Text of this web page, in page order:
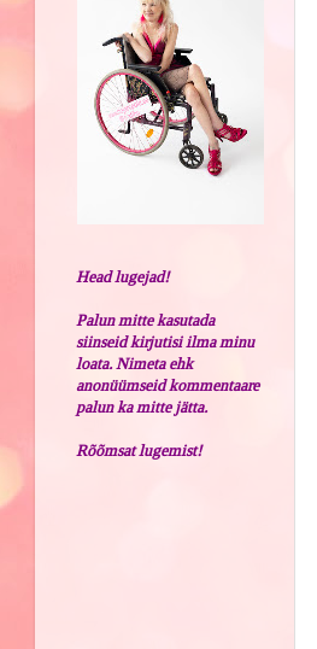
Head lugejad!
Palun mitte kasutada
siinseid kirjutisi ilma minu
loata. Nimeta ehk
anonüümseid kommentaare
palun ka mitte jätta.
Rõõmsat lugemist!